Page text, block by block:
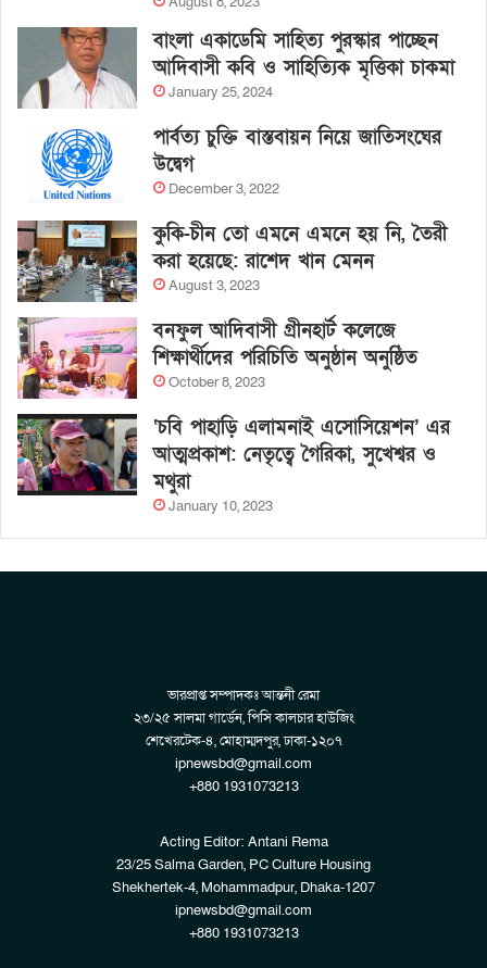
বাংলা একাডেমি সাহিত্য পুরস্কার পাচ্ছেন
আদিবাসী কবি ও সাহিত্যিক মৃত্তিকা চাকমা
January 25, 2024
পার্বত্য চুক্তি বাস্তবায়ন নিয়ে জাতিসংঘের
উদ্বেগ
December 3, 2022
কুকি-চীন তো এমনে এমনে হয় নি, তৈরী
করা হয়েছে: রাশেদ খান মেনন
August 3, 2023
বনফুল আদিবাসী গ্রীনহার্ট কলেজে
শিক্ষার্থীদের পরিচিতি অনুষ্ঠান অনুষ্ঠিত
October 8, 2023
‘চবি পাহাড়ি এলামনাই এসোসিয়েশন’ এর
আত্মপ্রকাশ: নেতৃত্বে গৈরিকা, সুখেশ্বর ও
মথুরা
January 10, 2023
ভারপ্রাপ্ত সম্পাদকঃ আন্তনী রেমা
২৩/২৫ সালমা গার্ডেন, পিসি কালচার হাউজিং
শেখেরটেক-৪, মোহাম্মদপুর, ঢাকা-১২০৭
ipnewsbd@gmail.com
+880 1931073213
Acting Editor: Antani Rema
23/25 Salma Garden, PC Culture Housing
Shekhertek-4, Mohammadpur, Dhaka-1207
ipnewsbd@gmail.com
+880 1931073213